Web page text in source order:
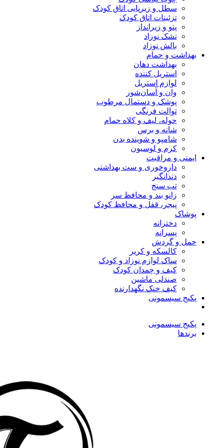
سطل و زیرپایی اتاق کودک
تزئینات اتاق کودک
پتو و زیرانداز
تشک نوزاد
بالش نوزاد
بهداشت و حمام
بهداشت دهان
استریل کننده
لوازم استریل
وان و آسان‌شور
پوشک و دستمال مرطوب
توالت فرنگی
حوله، لیف و کلاه حمام
شانه و برس
شامپو و شوینده بدن
کرم و لوسیون
ایمنی و مراقبت
داروخوری و ست بهداشتی
دندانگیر
تب‌ سنج
زانو بند و محافظ سر
پیجر، قفل و محافظ کودک
پوشاک
دخترانه
پسرانه
حمل و گردش
کالسکه و کریر
ساک لوازم نوزاد و کودک
کیف و چمدان کودک
صندلی ماشین
کیف خنک نگهدارنده
پکیج سیسمونی
پکیج سیسمونی
برندها